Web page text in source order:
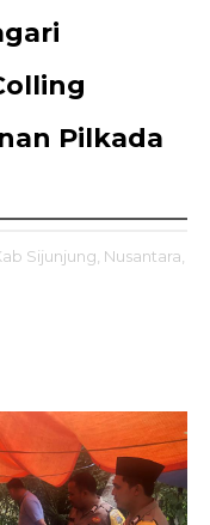
Pilkada
Sijunjung, Nusantara,